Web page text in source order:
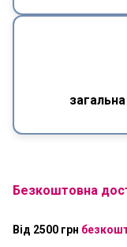
Безкоштовна
Від 2500 грн